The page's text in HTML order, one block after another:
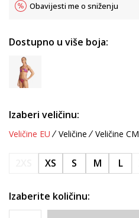
Obavijesti me o sniženju
Dostupno u više boja:
Izaberi veličinu:
Veličine EU Veličine Veličine CM
XS S M L
Izaberite količinu: